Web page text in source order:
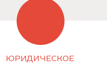
ЮРИДИЧЕСКОЕ